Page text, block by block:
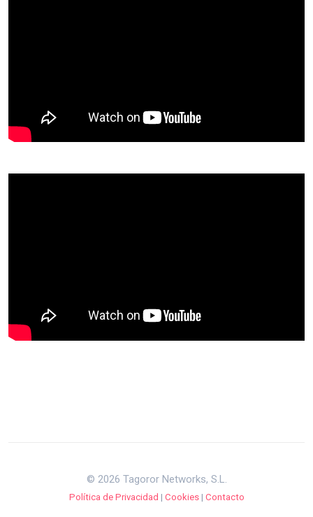
© 2026 Tagoror Networks, S.L.
Política de Privacidad | Cookies| Contacto